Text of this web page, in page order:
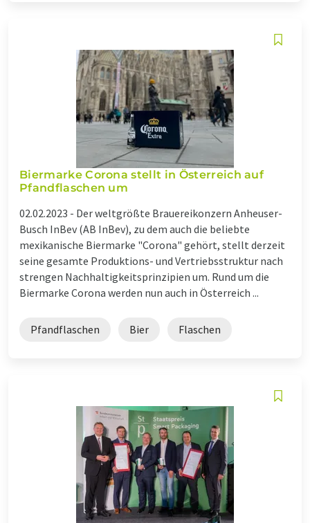
Biermarke Corona stellt in Österreich auf
Pfandflaschen um
02.02.2023 - Der weltgrößte Brauereikonzern Anheuser-
Busch InBev (AB InBev), zu dem auch die beliebte
mexikanische Biermarke "Corona" gehört, stellt derzeit
seine gesamte Produktions- und Vertriebsstruktur nach
strengen Nachhaltigkeitsprinzipien um. Rund um die
Biermarke Corona werden nun auch in Österreich ...
Pfandflaschen Bier Flaschen